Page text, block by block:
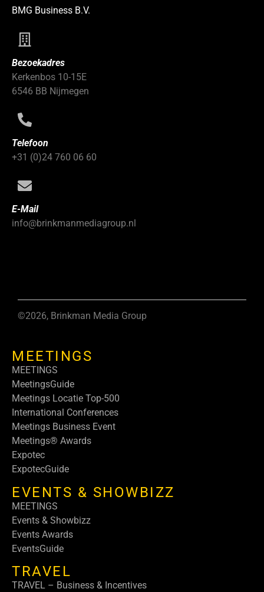
BMG Business B.V.
Bezoekadres
Kerkenbos 10-15E
6546 BB Nijmegen
Telefoon
+31 (0)24 760 06 60
E-Mail
info@brinkmanmediagroup.nl
©2026, Brinkman Media Group
MEETINGS
MEETINGS
MeetingsGuide
Meetings Locatie Top-500
International Conferences
Meetings Business Event
Meetings® Awards
Expotec
ExpotecGuide
EVENTS & SHOWBIZZ
MEETINGS
Events & Showbizz
Events Awards
EventsGuide
TRAVEL
TRAVEL – Business & Incentives